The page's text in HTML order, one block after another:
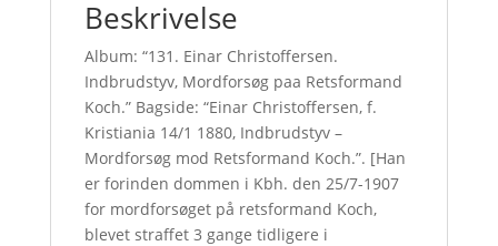
Beskrivelse
Album: “131. Einar Christoffersen.
Indbrudstyv, Mordforsøg paa Retsformand
Koch.” Bagside: “Einar Christoffersen, f.
Kristiania 14/1 1880, Indbrudstyv –
Mordforsøg mod Retsformand Koch.”. [Han
er forinden dommen i Kbh. den 25/7-1907
for mordforsøget på retsformand Koch,
blevet straffet 3 gange tidligere i